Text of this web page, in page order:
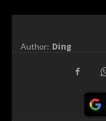
Author: Ding